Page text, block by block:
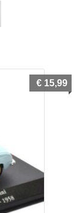
€ 15,99